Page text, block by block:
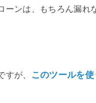
ンは、もちろん漏
が、
このツールを